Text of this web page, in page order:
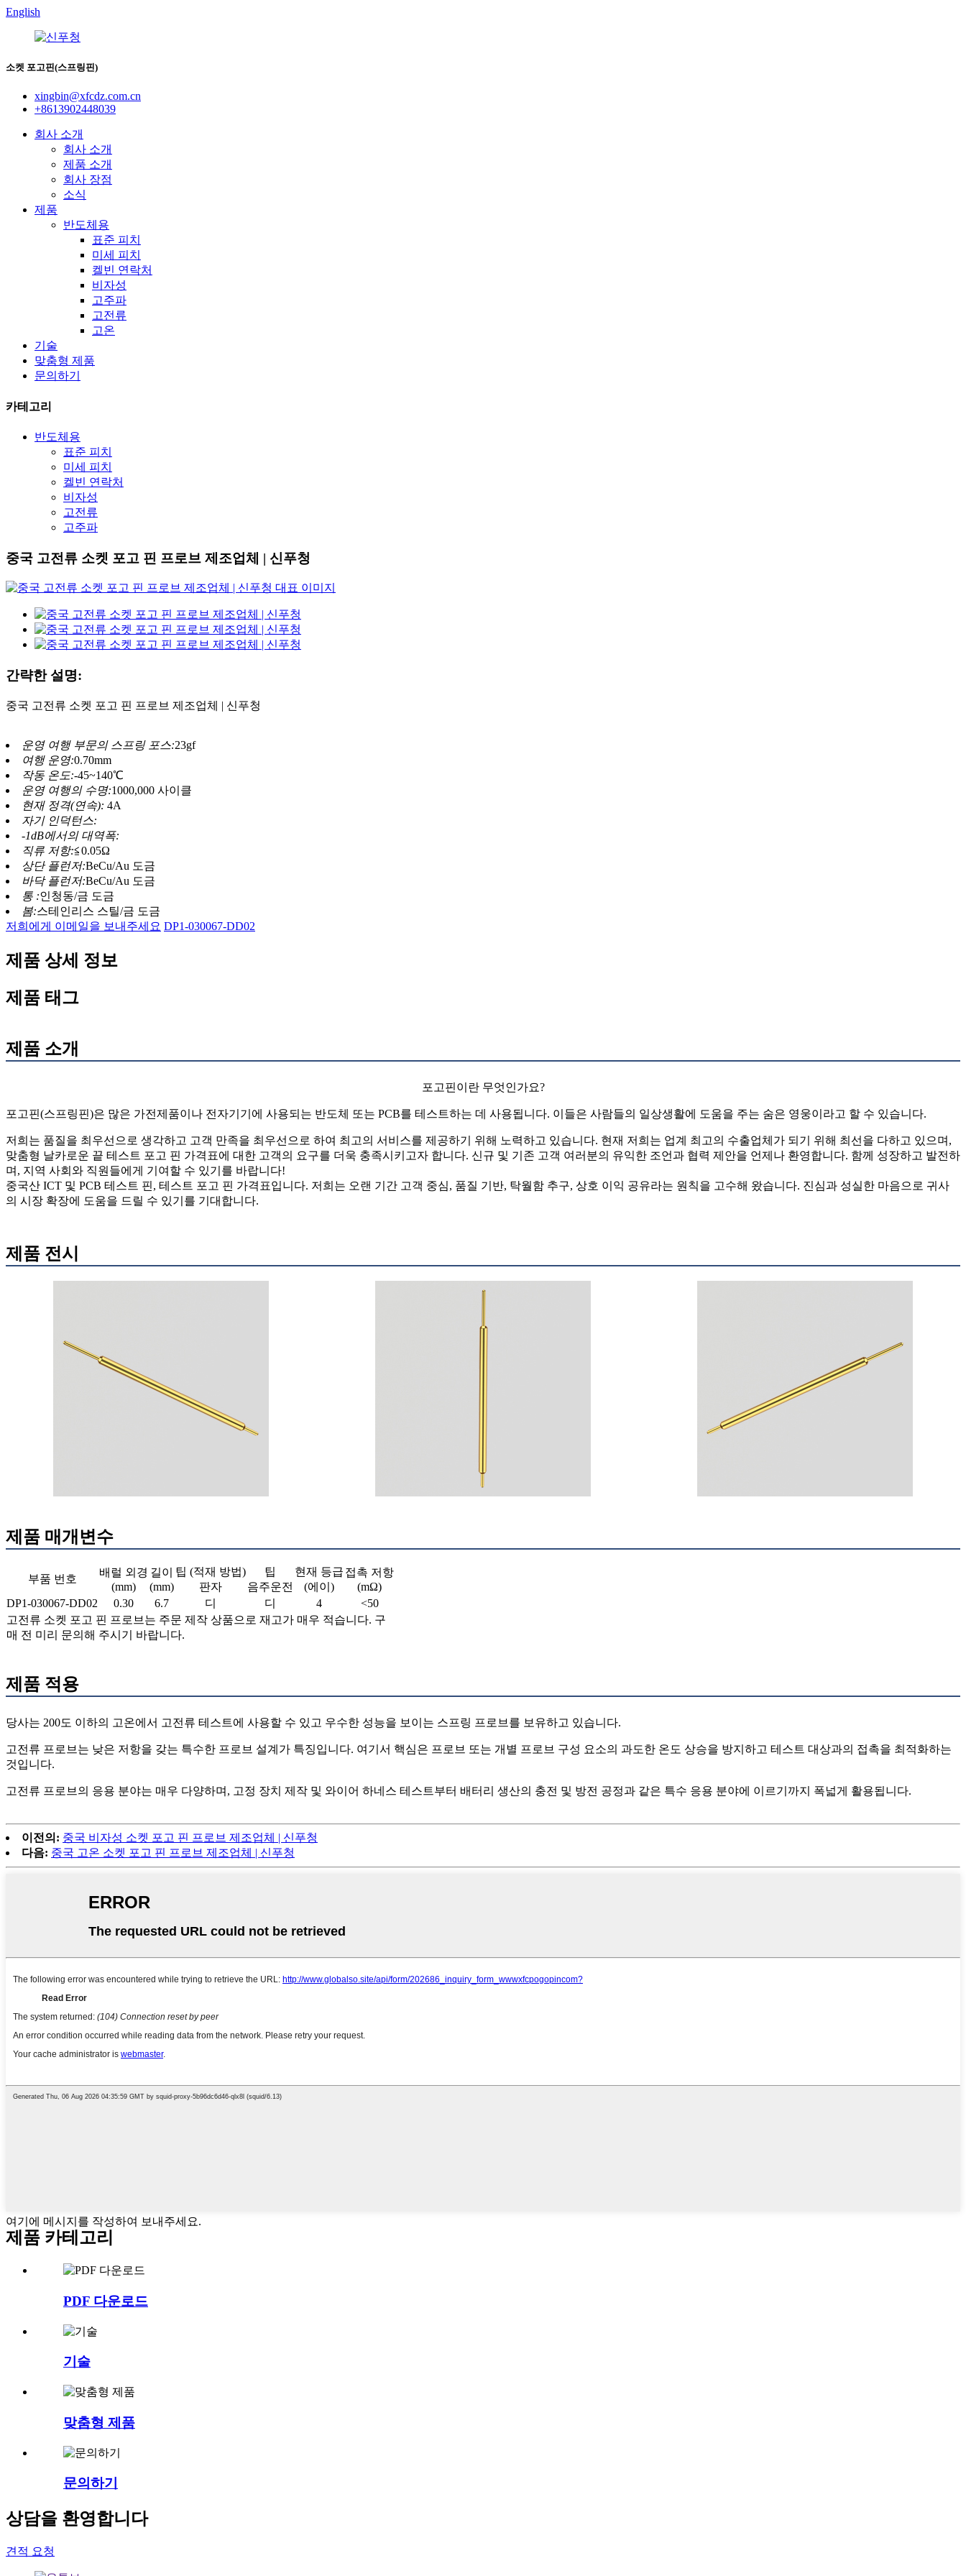
English
소켓 포고핀(스프링핀)
xingbin@xfcdz.com.cn
+8613902448039
회사 소개
회사 소개
제품 소개
회사 장점
소식
제품
반도체용
표준 피치
미세 피치
켈빈 연락처
비자성
고주파
고전류
고온
기술
맞춤형 제품
문의하기
카테고리
반도체용
표준 피치
미세 피치
켈빈 연락처
비자성
고전류
고주파
중국 고전류 소켓 포고 핀 프로브 제조업체 | 신푸청
간략한 설명:
중국 고전류 소켓 포고 핀 프로브 제조업체 | 신푸청
운영 여행 부문의 스프링 포스:23gf
여행 운영:0.70mm
작동 온도:-45~140℃
운영 여행의 수명:1000,000 사이클
현재 정격(연속): 4A
자기 인덕턴스:
-1dB에서의 대역폭:
직류 저항:≦0.05Ω
상단 플런저:BeCu/Au 도금
바닥 플런저:BeCu/Au 도금
통 :인청동/금 도금
봄:스테인리스 스틸/금 도금
저희에게 이메일을 보내주세요 DP1-030067-DD02
제품 상세 정보
제품 태그
제품 소개
포고핀이란 무엇인가요?
포고핀(스프링핀)은 많은 가전제품이나 전자기기에 사용되는 반도체 또는 PCB를 테스트하는 데 사용됩니다. 이들은 사람들의 일상생활에 도움을 주는 숨은 영웅이라고 할 수 있습니다.
저희는 품질을 최우선으로 생각하고 고객 만족을 최우선으로 하여 최고의 서비스를 제공하기 위해 노력하고 있습니다. 현재 저희는 업계 최고의 수출업체가 되기 위해 최선을 다하고 있으며,
맞춤형 날카로운 끝 테스트 포고 핀 가격표에 대한 고객의 요구를 더욱 충족시키고자 합니다. 신규 및 기존 고객 여러분의 유익한 조언과 협력 제안을 언제나 환영합니다. 함께 성장하고 발전하
며, 지역 사회와 직원들에게 기여할 수 있기를 바랍니다!
중국산 ICT 및 PCB 테스트 핀, 테스트 포고 핀 가격표입니다. 저희는 오랜 기간 고객 중심, 품질 기반, 탁월함 추구, 상호 이익 공유라는 원칙을 고수해 왔습니다. 진심과 성실한 마음으로 귀사
의 시장 확장에 도움을 드릴 수 있기를 기대합니다.
제품 전시
제품 매개변수
부품 번호
배럴 외경
(mm)
길이
(mm)
팁 (적재 방법)
판자
팁
음주운전
현재 등급
(에이)
접촉 저항
(mΩ)
DP1-030067-DD02
0.30 6.7 디 디 4
<50
고전류 소켓 포고 핀 프로브는 주문 제작 상품으로 재고가 매우 적습니다. 구
매 전 미리 문의해 주시기 바랍니다.
제품 적용
당사는 200도 이하의 고온에서 고전류 테스트에 사용할 수 있고 우수한 성능을 보이는 스프링 프로브를 보유하고 있습니다.
고전류 프로브는 낮은 저항을 갖는 특수한 프로브 설계가 특징입니다. 여기서 핵심은 프로브 또는 개별 프로브 구성 요소의 과도한 온도 상승을 방지하고 테스트 대상과의 접촉을 최적화하는
것입니다.
고전류 프로브의 응용 분야는 매우 다양하며, 고정 장치 제작 및 와이어 하네스 테스트부터 배터리 생산의 충전 및 방전 공정과 같은 특수 응용 분야에 이르기까지 폭넓게 활용됩니다.
이전의: 중국 비자성 소켓 포고 핀 프로브 제조업체 | 신푸청
다음: 중국 고온 소켓 포고 핀 프로브 제조업체 | 신푸청
여기에 메시지를 작성하여 보내주세요.
제품 카테고리
PDF 다운로드
기술
맞춤형 제품
문의하기
상담을 환영합니다
견적 요청